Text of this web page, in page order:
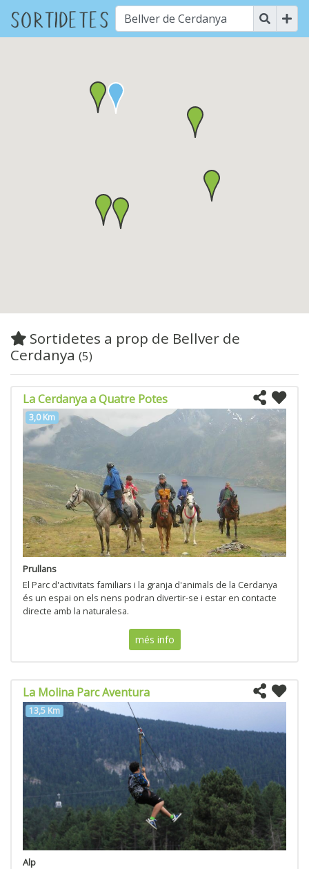
Sortidetes a prop de Bellver de
Cerdanya (5)
La Cerdanya a Quatre Potes
3,0 Km
Prullans
El Parc d'activitats familiars i la granja d'animals de la Cerdanya
és un espai on els nens podran divertir-se i estar en contacte
directe amb la naturalesa.
més info
La Molina Parc Aventura
13,5 Km
Alp